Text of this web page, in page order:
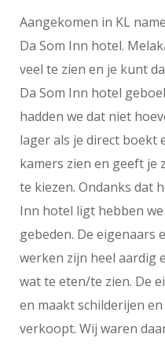
Aangekomen in KL
Da Som Inn hotel.
veel te zien en je kunt
Da Som Inn hotel
hadden we dat niet
lager als je direct boekt
kamers zien en geeft je
te kiezen. Ondanks dat
Inn hotel ligt hebben
gebeden. De eigenaars
werken zijn heel aardig
wat te eten/te zien. De
en maakt schilderijen
verkoopt. Wij waren